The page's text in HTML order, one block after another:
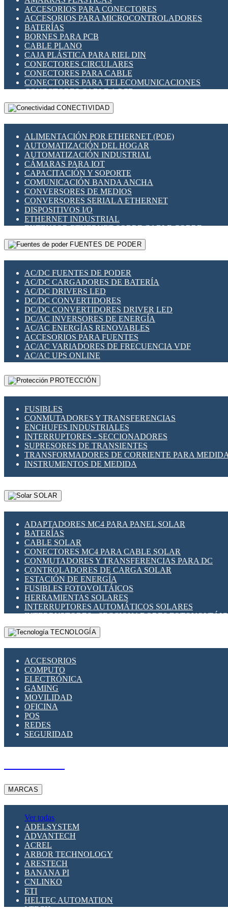
INDICADORES PARA PANEL
INTERFACES DE RELÉ
INTERRUPTORES FIN DE CARRERA
LLAVES CONMUTADORAS
MEDIDORES DE ENERGÍA Y TC'S DE CORRIENTE
MOTORES PASO A PASO
PANTALLAS HMI
PLC -CONTROLADORES LÓGICO PROGRAMABLES
PROGRAMADORES DE HORARIO
RELÉS DE PROTECCIÓN
SENSORES CAPACITIVOS
SENSORES INDUCTIVOS
TEMPORIZADORES
VARIACS
VARIADORES DE FRECUENCIA [VDF]
SECCIONADORES - INTERRUPTORES
MAQUINARIA
ACCESORIOS PARA CONECTORES
ACCESORIOS PARA MICROCONTROLADORES
BATERÍAS
BORNES PARA PCB
CABLE PLANO
CAJA PLÁSTICA PARA RIEL DIN
CONECTORES CIRCULARES
CONECTORES PARA CABLE
CONECTORES PARA TELECOMUNICACIONES
CONECTORES CABLE A PCB
CONECTORES PCB A CABLE
DIP SWITCHES
HERRAMIENTAS VARIAS
ILUMINACIÓN LED
INTERRUPTORES REED
INTERFACES DE RELÉ
OTROS RELÉS
PROTECCIÓN TÉRMICA
RELÉS AUTOMOTRICES
RELÉS DE SEÑAL
RELÉS DE ESTADO SÓLIDO SSR
RELÉS INDUSTRIALES
RELÉS MINIATURA DE POTENCIA
SENSORES MAGNÉTICOS
SWITCH Y MICROSWITCH
TARJETAS PI
UNIÓN Y DERIVACIÓN DE CABLE
CONECTIVIDAD
ALIMENTACIÓN POR ETHERNET (POE)
AUTOMATIZACIÓN DEL HOGAR
AUTOMATIZACIÓN INDUSTRIAL
CÁMARAS PARA IOT
CAPACITACIÓN Y SOPORTE
COMUNICACIÓN BANDA ANCHA
CONVERSORES DE MEDIOS
CONVERSORES SERIAL A ETHERNET
DISPOSITIVOS I/O
ETHERNET INDUSTRIAL
EXTENSOR ETHERNET SOBRE CABLE COBRE
GATEWAY LORAWAN
GESTIÓN DE REDES
PLACAS MODULARES IOT
SWITCHES Y REDES WIFI
SOLUCIONES IOT
SOLUCIONES LORAWAN
SOLUCIONES RED CELULAR
SEGURIDAD PARA REDES
SWITCHES LAN
TELEFONÍA IP (VOIP)
VIGILANCIA IP (CCTV)
MESHTASTIC
FUENTES DE PODER
AC/DC FUENTES DE PODER
AC/DC CARGADORES DE BATERÍA
AC/DC DRIVERS LED
DC/DC CONVERTIDORES
DC/DC CONVERTIDORES DRIVER LED
DC/AC INVERSORES DE ENERGÍA
AC/AC ENERGÍAS RENOVABLES
ACCESORIOS PARA FUENTES
AC/AC VARIADORES DE FRECUENCIA VDF
AC/AC UPS ONLINE
PROTECCIÓN
FUSIBLES
CONMUTADORES Y TRANSFERENCIAS
ENCHUFES INDUSTRIALES
INTERRUPTORES - SECCIONADORES
SUPRESORES DE TRANSIENTES
TRANSFORMADORES DE CORRIENTE PARA
INSTRUMENTOS DE MEDIDA
SOLAR
ADAPTADORES MC4 PARA PANEL SOLAR
BATERÍAS
CABLE SOLAR
CONECTORES MC4 PARA CABLE SOLAR
CONMUTADORES Y TRANSFERENCIAS PARA DC
CONTROLADORES DE CARGA SOLAR
ESTACIÓN DE ENERGÍA
FUSIBLES FOTOVOLTÁICOS
HERRAMIENTAS SOLARES
INTERRUPTORES AUTOMÁTICOS SOLARES
INTERRUPTORES - SECCIONADORES
MONTAJE PANEL SOLAR
PORTA FUSIBLES Y SECCIONADORES
TECNOLOGÍA
ACCESORIOS
COMPUTO
ELECTRÓNICA
GAMING
MOVILIDAD
OFICINA
POS
REDES
SEGURIDAD
MARCAS
Ver todas
ADELSYSTEM
ADVANTECH
ACREL
ARBOR TECHNOLOGY
ARESTECH
BANANA PI
CNLINKO
ETI
HELTEC AUTOMATION
LTECH